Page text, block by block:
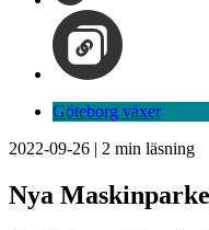
Göteborg växer
2022-09-26 | 2 min läsning
Nya